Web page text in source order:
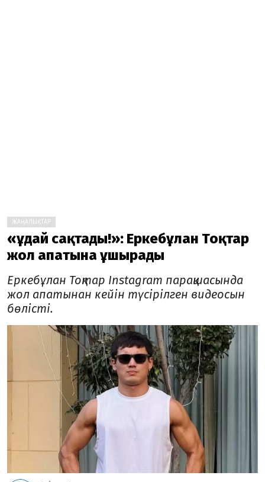
ЖАҢАЛЫҚТАР
«Құдай сақтады!»: Еркебұлан Тоқтар
жол апатына ұшырады
Еркебұлан Тоқтар Instagram парақшасында
жол апатынан кейін түсірілген видеосын
бөлісті.